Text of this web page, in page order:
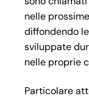
nelle
diffondendo
sviluppate
nelle proprie
Particolare